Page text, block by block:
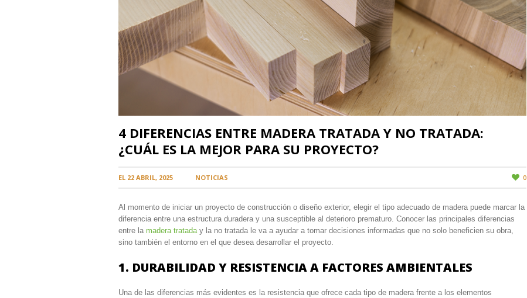
4 DIFERENCIAS ENTRE MADERA TRATADA Y NO TRATADA:
¿CUÁL ES LA MEJOR PARA SU PROYECTO?
0
EL 22 ABRIL, 2025 NOTICIAS
Al momento de iniciar un proyecto de construcción o diseño exterior, elegir el tipo adecuado de madera puede marcar la
diferencia entre una estructura duradera y una susceptible al deterioro prematuro. Conocer las principales diferencias
entre la madera trataday la no tratada le va a ayudar a tomar decisiones informadas que no solo beneficien su obra,
sino también el entorno en el que desea desarrollar el proyecto.
1. DURABILIDAD Y RESISTENCIA A FACTORES AMBIENTALES
Una de las diferencias más evidentes es la resistencia que ofrece cada tipo de madera frente a los elementos